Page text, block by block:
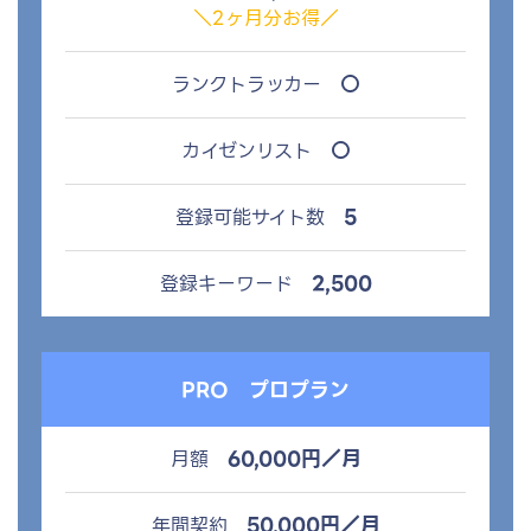
＼2ヶ月分お得／
ランクトラッカー ○
カイゼンリスト ○
登録可能サイト数 5
登録キーワード 2,500
PRO プロプラン
月額 60,000円／月